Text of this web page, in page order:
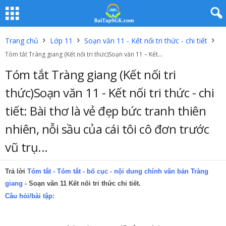
Trang chủ Lớp 11 Soạn văn 11 - Kết nối tri thức - chi tiết
Tóm tắt Tràng giang (Kết nối tri thức)Soạn văn 11 – Kết...
Tóm tắt Tràng giang (Kết nối tri
thức)Soạn văn 11 - Kết nối tri thức - chi
tiết: Bài thơ là vẻ đẹp bức tranh thiên
nhiên, nỗi sầu của cái tôi cô đơn trước
vũ trụ...
Trả lời Tóm tắt - Tóm tắt - bố cục - nội dung chính văn bản Tràng
giang - Soạn văn 11 Kết nối tri thức chi tiết.
Câu hỏi/bài tập: